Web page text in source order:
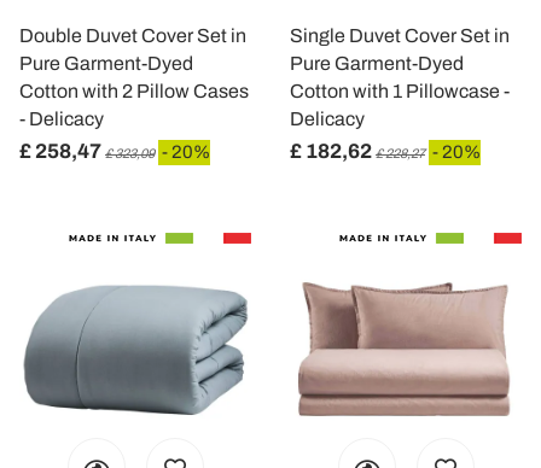
Double Duvet Cover Set in
Pure Garment-Dyed
Cotton with 2 Pillow Cases
- Delicacy
£ 258,47 £ 323,09 - 20%
Single Duvet Cover Set in
Pure Garment-Dyed
Cotton with 1 Pillowcase -
Delicacy
£ 182,62 £ 228,27 - 20%